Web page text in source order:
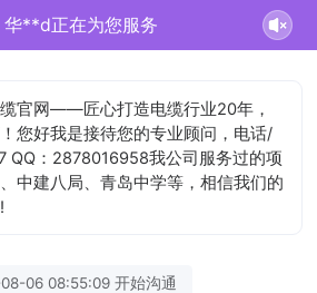
华**d正在为您服务
官网——匠心打造电缆行业20年，
您好我是接待您的专业顾问，电话/
QQ：2878016958我公司服务过的项
中建八局、青岛中学等，相信我们的
06 08:55:09 开始沟通